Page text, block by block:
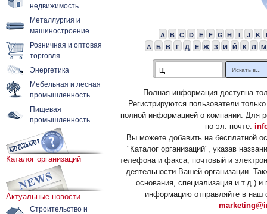
недвижимость
Металлургия и
машиностроение
Розничная и оптовая
торговля
Энергетика
Мебельная и лесная
промышленность
Пищевая
промышленность
Каталог организаций
Актуальные новости
Строительство и
A B C D E F G H I J K
А
Б В Г Д Е Ж З И Й К Л М
Полная информация доступна
Регистрируются пользователи
полной информацией о компании. Для
по эл. почте:
Вы можете добавить на бесплатной
"Каталог организаций", указав
телефона и факса, почтовый и
деятельности Вашей организации.
основания, специализация и т.д.)
информацию отправляйте в наш